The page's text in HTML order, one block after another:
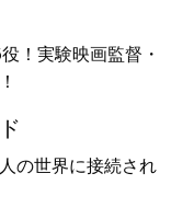
！実験映画監督・
の世界に接続され